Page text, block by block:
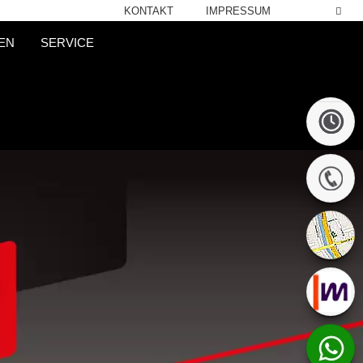
KONTAKT IMPRESSUM
SERVICE